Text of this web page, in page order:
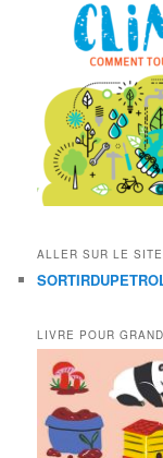
ALLER SUR LE SITE
LIVRE POUR